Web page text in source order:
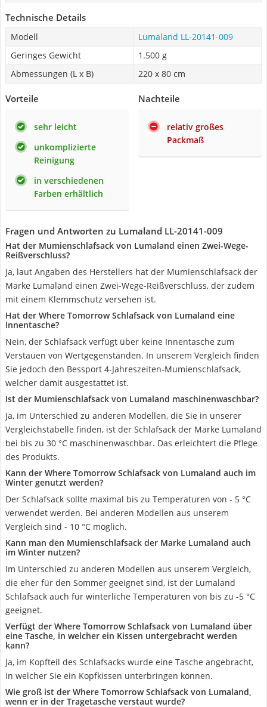
Technische Details
Modell
Lumaland LL-20141-009
Geringes Gewicht
1.500 g
Abmessungen (L x B)
220 x 80 cm
Vorteile
sehr leicht
unkomplizierte
Reinigung
in verschiedenen
Farben erhältlich
Nachteile
relativ großes
Packmaß
Fragen und Antworten zu Lumaland LL-20141-009
Hat der Mumienschlafsack von Lumaland einen Zwei-Wege-
Reißverschluss?
Ja, laut Angaben des Herstellers hat der Mumienschlafsack der
Marke Lumaland einen Zwei-Wege-Reißverschluss, der zudem
mit einem Klemmschutz versehen ist.
Hat der Where Tomorrow Schlafsack von Lumaland eine
Innentasche?
Nein, der Schlafsack verfügt über keine Innentasche zum
Verstauen von Wertgegenständen. In unserem Vergleich finden
Sie jedoch den Bessport 4-Jahreszeiten-Mumienschlafsack,
welcher damit ausgestattet ist.
Ist der Mumienschlafsack von Lumaland maschinenwaschbar?
Ja, im Unterschied zu anderen Modellen, die Sie in unserer
Vergleichstabelle finden, ist der Schlafsack der Marke Lumaland
bei bis zu 30 °C maschinenwaschbar. Das erleichtert die Pflege
des Produkts.
Kann der Where Tomorrow Schlafsack von Lumaland auch im
Winter genutzt werden?
Der Schlafsack sollte maximal bis zu Temperaturen von - 5 °C
verwendet werden. Bei anderen Modellen aus unserem
Vergleich sind - 10 °C möglich.
Kann man den Mumienschlafsack der Marke Lumaland auch
im Winter nutzen?
Im Unterschied zu anderen Modellen aus unserem Vergleich,
die eher für den Sommer geeignet sind, ist der Lumaland
Schlafsack auch für winterliche Temperaturen von bis zu -5 °C
geeignet.
Verfügt der Where Tomorrow Schlafsack von Lumaland über
eine Tasche, in welcher ein Kissen untergebracht werden
kann?
Ja, im Kopfteil des Schlafsacks wurde eine Tasche angebracht,
in welcher Sie ein Kopfkissen unterbringen können.
Wie groß ist der Where Tomorrow Schlafsack von Lumaland,
wenn er in der Tragetasche verstaut wurde?